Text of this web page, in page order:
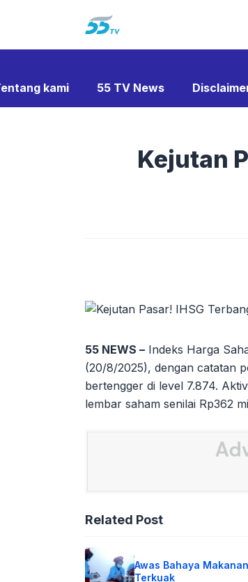
kami 55 TV News
Kejutan
55 NEWS – Indeks Harga
(20/8/2025), dengan catatan
bertengger di level 7.874.
lembar saham senilai Rp362
Related Post
Awas Bahaya
Terkuak